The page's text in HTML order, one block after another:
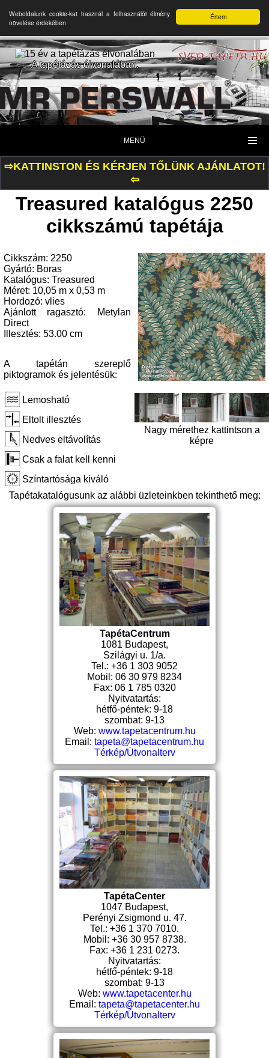
Értem
Weboldalunk cookie-kat használ a felhasználói élmény
növelése érdekében
A tapétázás élvonalában.
MENÜ
⇨KATTINSTON ÉS KÉRJEN TŐLÜNK AJÁNLATOT!
⇦
Treasured katalógus 2250
cikkszámú tapétája
Cikkszám: 2250
Gyártó: Boras
Katalógus: Treasured
Méret: 10,05 m x 0,53 m
Hordozó: vlies
Ajánlott ragasztó: Metylan
Direct
Illesztés: 53.00 cm
A tapétán szereplő
piktogramok és jelentésük:
Lemosható
Eltolt illesztés
Nedves eltávolítás
Csak a falat kell kenni
Színtartósága kiváló
Nagy mérethez kattintson a
képre
Tapétakatalógusunk az alábbi üzleteinkben tekinthető meg:
TapétaCentrum
1081 Budapest,
Szilágyi u. 1/a.
Tel.: +36 1 303 9052
Mobil: 06 30 979 8234
Fax: 06 1 785 0320
Nyitvatartás:
hétfő-péntek: 9-18
szombat: 9-13
Web: www.tapetacentrum.hu
Email: tapeta@tapetacentrum.hu
Térkép/Útvonalterv
TapétaCenter
1047 Budapest,
Perényi Zsigmond u. 47.
Tel.: +36 1 370 7010.
Mobil: +36 30 957 8738.
Fax: +36 1 231 0273.
Nyitvatartás:
hétfő-péntek: 9-18
szombat: 9-13
Web: www.tapetacenter.hu
Email: tapeta@tapetacenter.hu
Térkép/Útvonalterv